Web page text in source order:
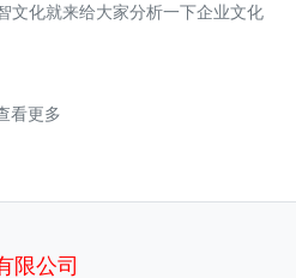
文化就来给大家分析一下企业文化
看更多
限公司